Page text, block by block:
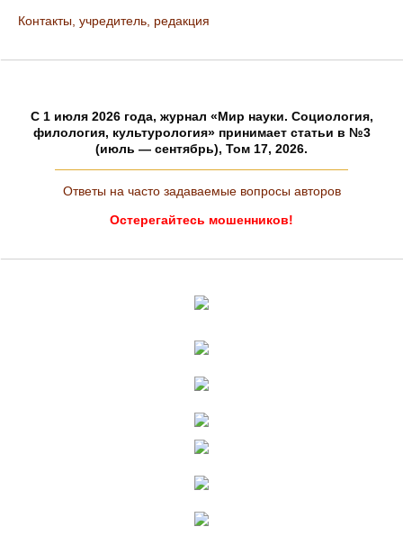
Контакты, учредитель, редакция
C 1 июля 2026 года, журнал «Мир науки. Социология,
филология, культурология» принимает статьи в №3
(июль — сентябрь), Том 17, 2026.
Ответы на часто задаваемые вопросы авторов
Остерегайтесь мошенников!